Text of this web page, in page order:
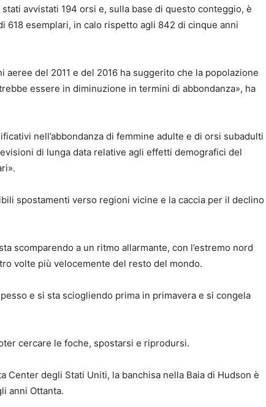
avvistati 194 orsi e, sulla base di questo conteggio, è
618 esemplari, in calo rispetto agli 842 di cinque anni
del 2011 e del 2016 ha suggerito che la popolazione
essere in diminuzione in termini di abbondanza», ha
nell’abbondanza di femmine adulte e di orsi subadulti
di lunga data relative agli effetti demografici del
spostamenti verso regioni vicine e la caccia per il declino
scomparendo a un ritmo allarmante, con l’estremo nord
volte più velocemente del resto del mondo.
e si sta sciogliendo prima in primavera e si congela
cercare le foche, spostarsi e riprodursi.
Center degli Stati Uniti, la banchisa nella Baia di Hudson è
anni Ottanta.